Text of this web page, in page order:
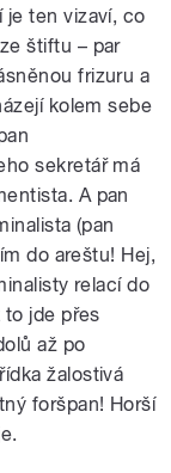
je ten vizaví, co
štiftu – par
frizuru a
kolem sebe
sekretář má
A pan
(pan
do areštu! Hej,
relací do
to jde přes
až po
žalostivá
foršpan! Horší